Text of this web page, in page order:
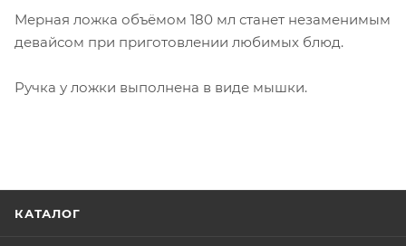
Мерная ложка объёмом 180 мл станет незаменимым
девайсом при приготовлении любимых блюд.
Ручка у ложки выполнена в виде мышки.
КАТАЛОГ